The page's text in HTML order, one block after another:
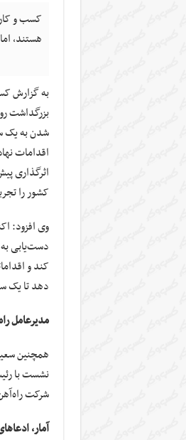
کسب و
هستند، اما آمار
به گزارش
بزرگداشت
شدن به یک
اقدامات
اثرگذاری
کشور را
وی افزود:
دست‌یابی
کند و
دهد تا یک
مدیرعامل
همچنین
نشست با
شرکت
آمار،